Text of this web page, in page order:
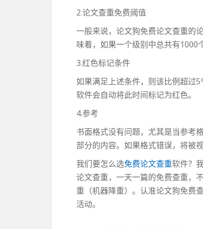
2.论文查重免费阈值
一般来说，论文狗免费论文查重的
味着，如果一个级别中总共有1000
3.红色标记条件
如果满足上述条件，则该比例超过
软件会自动将此时间标记为红色。
4.参考
书面格式没有问题，尤其是当参考
部分的内容。如果格式错误，将被
我们要怎么选免费论文查重软件？
论文查重，一天一篇的免费查重，
重（机器降重）。认准论文狗免费
活动。